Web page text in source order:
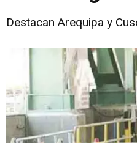
Destacan Arequipa y